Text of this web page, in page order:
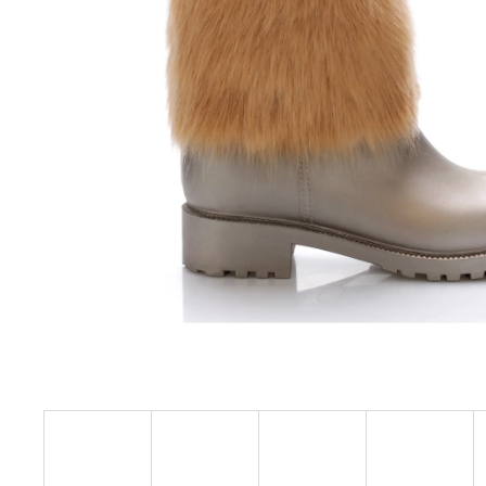
HNĚDÉ KOŽENÉ ZDRAVOTNÍ PANTOFLE
EMMA SHOES
1 199 Kč